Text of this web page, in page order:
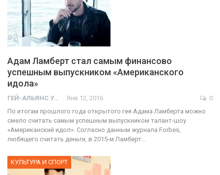
Адам Ламберт стал самым финансово
успешным выпускником «Американского
идола»
ГЕЙ-АЛЬЯНС УКРАИНА Янв 12, 2016
0
По итогам прошлого года открытого гея Адама Ламберта можно
смело считать самым успешным выпускником талант-шоу
«Американский идол». Согласно данным журнала Forbes,
любящего считать деньги, в 2015-м Ламберт…
КУЛЬТУРА И СПОРТ